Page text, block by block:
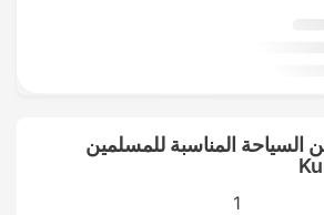
المناسبة للمسلمين
1